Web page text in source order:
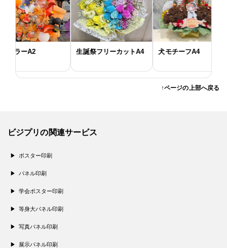
ーA2 生誕祭フリーカットA4 犬モチーフA4
↑ページの上部へ戻る
ビジプリの関連サービス
ポスター印刷
パネル印刷
学会ポスター印刷
等身大パネル印刷
写真パネル印刷
展示パネル印刷